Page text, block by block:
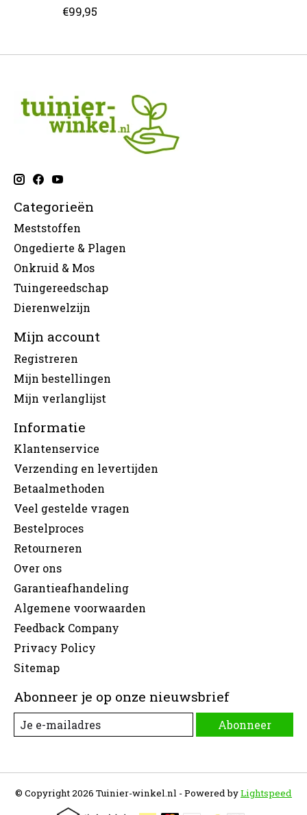
€99,95
Categorieën
Meststoffen
Ongedierte & Plagen
Onkruid & Mos
Tuingereedschap
Dierenwelzijn
Mijn account
Registreren
Mijn bestellingen
Mijn verlanglijst
Informatie
Klantenservice
Verzending en levertijden
Betaalmethoden
Veel gestelde vragen
Bestelproces
Retourneren
Over ons
Garantieafhandeling
Algemene voorwaarden
Feedback Company
Privacy Policy
Sitemap
Abonneer je op onze nieuwsbrief
Abonneer
© Copyright 2026 Tuinier-winkel.nl - Powered byLightspeed